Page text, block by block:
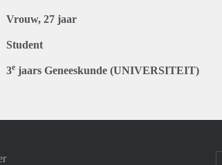
Vrouw, 27 jaar
Student
3e jaars Geneeskunde (UNIVERSITEIT)